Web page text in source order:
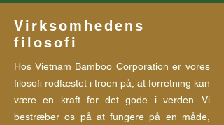
Virksomhedens
filosofi
Hos Vietnam Bamboo Corporation er vores
filosofi rodfæstet i troen på, at forretning kan
være en kraft for det gode i verden. Vi
bestræber os på at fungere på en måde,